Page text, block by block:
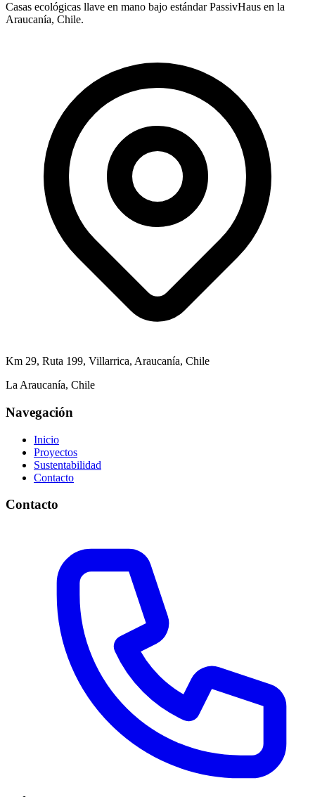
Casas ecológicas llave en mano bajo estándar PassivHaus en la
Araucanía, Chile.
Km 29, Ruta 199, Villarrica, Araucanía, Chile
La Araucanía, Chile
Navegación
Inicio
Proyectos
Sustentabilidad
Contacto
Contacto